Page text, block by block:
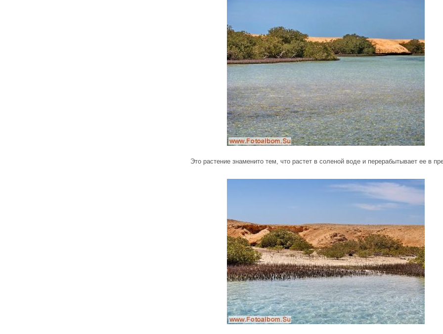
Это растение знаменито тем, что растет в соленой воде и перерабытывает ее в